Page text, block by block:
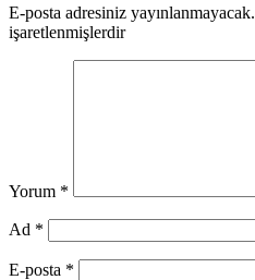
E-posta adresiniz yayınlanmayacak.
işaretlenmişlerdir
Yorum *
Ad *
E-posta *